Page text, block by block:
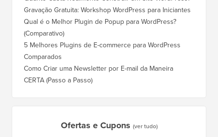
Gravação Gratuita: Workshop WordPress para Iniciantes
Qual é o Melhor Plugin de Popup para WordPress?
(Comparativo)
5 Melhores Plugins de E-commerce para WordPress
Comparados
Como Criar uma Newsletter por E-mail da Maneira
CERTA (Passo a Passo)
Ofertas e Cupons (ver tudo)